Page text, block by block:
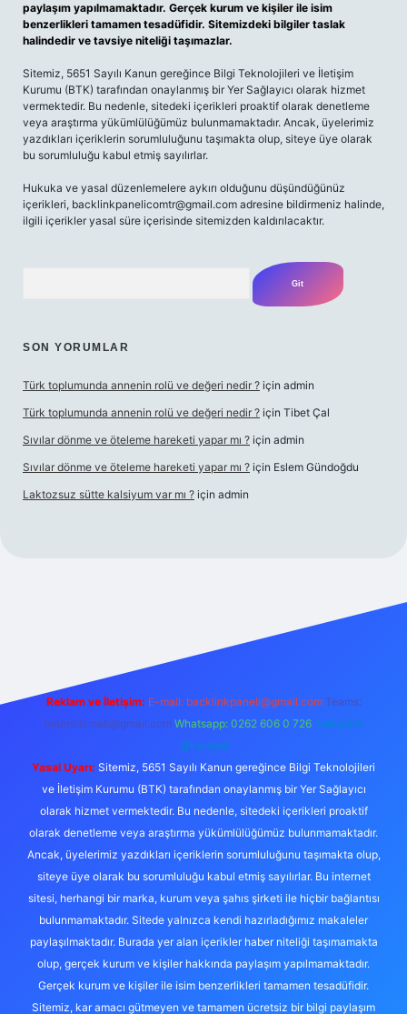
paylaşım yapılmamaktadır. Gerçek kurum ve kişiler ile isim
benzerlikleri tamamen tesadüfidir. Sitemizdeki bilgiler taslak
halindedir ve tavsiye niteliği taşımazlar.
Sitemiz, 5651 Sayılı Kanun gereğince Bilgi Teknolojileri ve İletişim
Kurumu (BTK) tarafından onaylanmış bir Yer Sağlayıcı olarak hizmet
vermektedir. Bu nedenle, sitedeki içerikleri proaktif olarak denetleme
veya araştırma yükümlülüğümüz bulunmamaktadır. Ancak, üyelerimiz
yazdıkları içeriklerin sorumluluğunu taşımakta olup, siteye üye olarak
bu sorumluluğu kabul etmiş sayılırlar.
Hukuka ve yasal düzenlemelere aykırı olduğunu düşündüğünüz
içerikleri, backlinkpanelicomtr@gmail.com adresine bildirmeniz halinde,
ilgili içerikler yasal süre içerisinde sitemizden kaldırılacaktır.
SON YORUMLAR
Türk toplumunda annenin rolü ve değeri nedir ? için admin
Türk toplumunda annenin rolü ve değeri nedir ? için Tibet Çal
Sıvılar dönme ve öteleme hareketi yapar mı ? için admin
Sıvılar dönme ve öteleme hareketi yapar mı ? için Eslem Gündoğdu
Laktozsuz sütte kalsiyum var mı ? için admin
Reklam ve İletişim: E-mail: backlinkpaneli@gmail.com Teams:
forumhizmeti@gmail.com Whatsapp: 0262 606 0 726 Telegram:
@karabul
Yasal Uyarı: Sitemiz, 5651 Sayılı Kanun gereğince Bilgi Teknolojileri
ve İletişim Kurumu (BTK) tarafından onaylanmış bir Yer Sağlayıcı
olarak hizmet vermektedir. Bu nedenle, sitedeki içerikleri proaktif
olarak denetleme veya araştırma yükümlülüğümüz bulunmamaktadır.
Ancak, üyelerimiz yazdıkları içeriklerin sorumluluğunu taşımakta olup,
siteye üye olarak bu sorumluluğu kabul etmiş sayılırlar. Bu internet
sitesi, herhangi bir marka, kurum veya şahıs şirketi ile hiçbir bağlantısı
bulunmamaktadır. Sitede yalnızca kendi hazırladığımız makaleler
paylaşılmaktadır. Burada yer alan içerikler haber niteliği taşımamakta
olup, gerçek kurum ve kişiler hakkında paylaşım yapılmamaktadır.
Gerçek kurum ve kişiler ile isim benzerlikleri tamamen tesadüfidir.
Sitemiz, kar amacı gütmeyen ve tamamen ücretsiz bir bilgi paylaşım